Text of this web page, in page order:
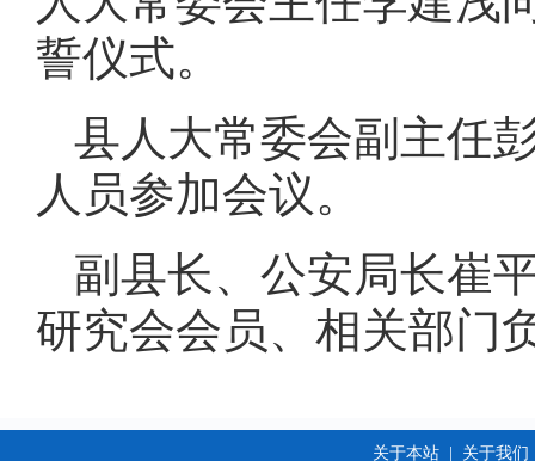
誓仪式。
县人大常委会副主任
人员参加会议。
副县长、公安局长崔
研究会会员、相关部门